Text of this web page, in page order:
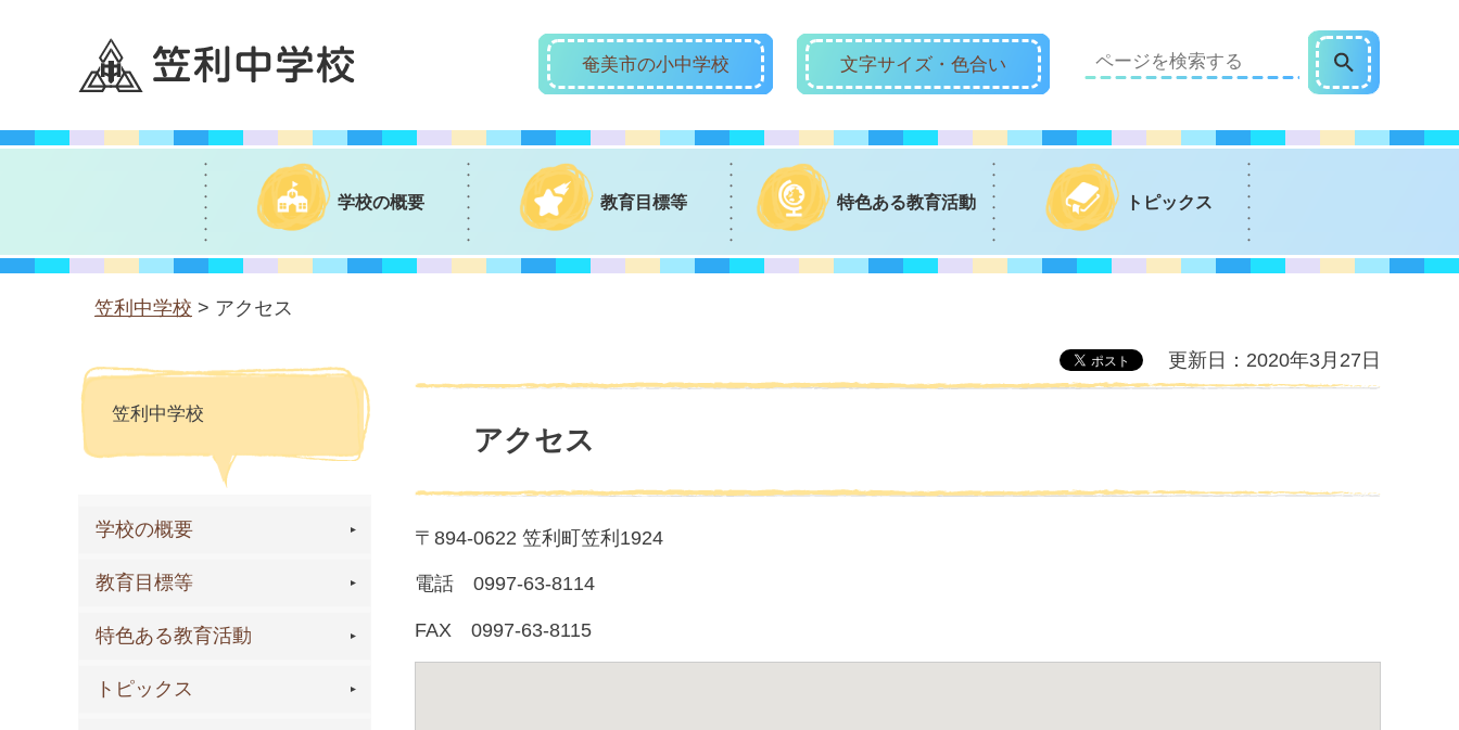
奄美市の小中学校 文字サイズ・色合い
学校の概要 教育目標等 特色ある教育活動 トピックス
笠利中学校 > アクセス
笠利中学校
学校の概要
教育目標等
特色ある教育活動
トピックス
更新日：2020年3月27日
アクセス
〒894-0622 笠利町笠利1924
電話 0997-63-8114
FAX 0997-63-8115